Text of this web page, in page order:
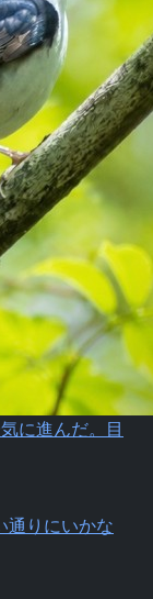
に進んだ。目
通りにいかな